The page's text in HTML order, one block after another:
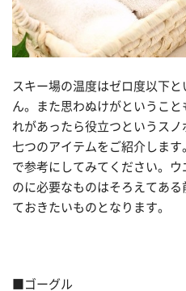
スキー場の温度はゼロ度以下
ん。また思わぬけがというこ
れがあったら役立つというス
七つのアイテムをご紹介しま
で参考にしてみてください。
のに必要なものはそろえてあ
ておきたいものとなります。
■ゴーグル